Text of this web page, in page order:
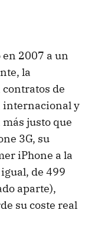
2007 a un
la
de
internacional y
justo que
3G, su
iPhone a la
de 499
aparte),
su coste real